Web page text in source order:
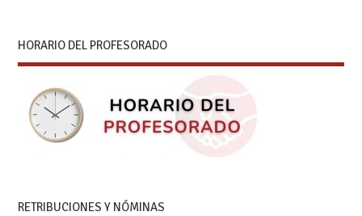
HORARIO DEL PROFESORADO
RETRIBUCIONES Y NÓMINAS